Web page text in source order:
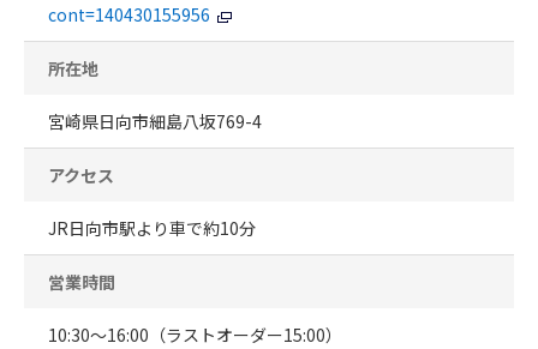
cont=140430155956
所在地
宮崎県日向市細島八坂769-4
アクセス
JR日向市駅より車で約10分
営業時間
10:30～16:00（ラストオーダー15:00）